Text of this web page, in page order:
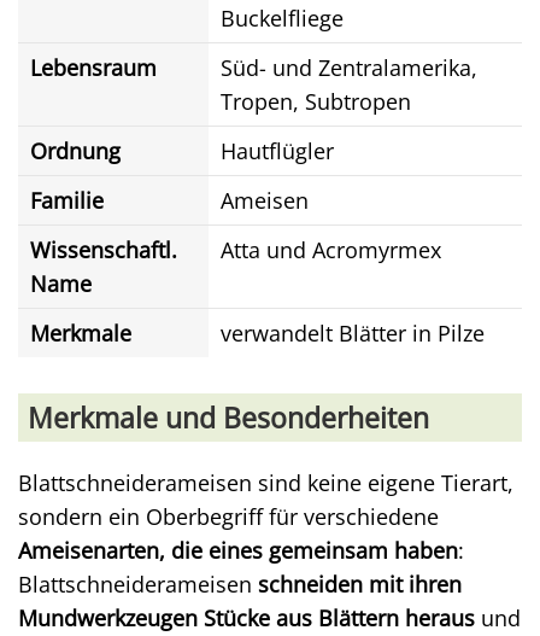
Buckelfliege
Lebensraum
Süd- und Zentralamerika,
Tropen, Subtropen
Ordnung
Hautflügler
Familie
Ameisen
Wissenschaftl.
Name
Atta und Acromyrmex
Merkmale verwandelt Blätter in Pilze
Merkmale und Besonderheiten
Blattschneiderameisen sind keine eigene Tierart,
sondern ein Oberbegriff für verschiedene
Ameisenarten, die eines gemeinsam haben:
Blattschneiderameisen schneiden mit ihren
Mundwerkzeugen Stücke aus Blättern heraus und